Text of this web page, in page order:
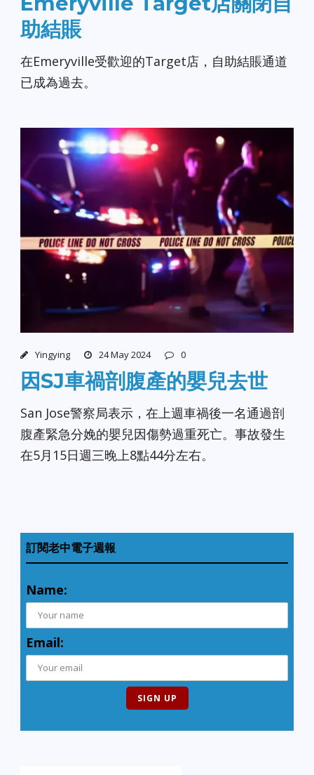
助結賬
在Emeryville受歡迎的Target店，自助結賬通道
已成為過去。
Yingying 24 May 2024 0
因SJ車禍剖腹產的嬰兒去世
San Jose警察局表示，在上週車禍後一名通過剖
腹產緊急分娩的嬰兒因傷勢過重死亡。事故發生
在5月15日週三晚上8點44分左右。
訂閱老中電子週報
Name:
Email: